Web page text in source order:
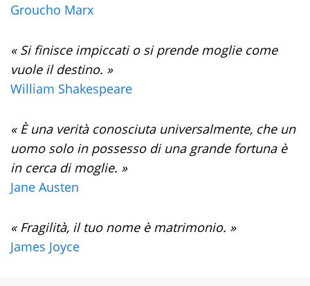
Groucho Marx
« Si finisce impiccati o si prende moglie come
vuole il destino. »
William Shakespeare
« È una verità conosciuta universalmente, che un
uomo solo in possesso di una grande fortuna è
in cerca di moglie. »
Jane Austen
« Fragilità, il tuo nome è matrimonio. »
James Joyce